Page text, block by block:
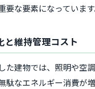
要な要素になっています
と維持管理コスト
た建物では、照明や空
駄なエネルギー消費が